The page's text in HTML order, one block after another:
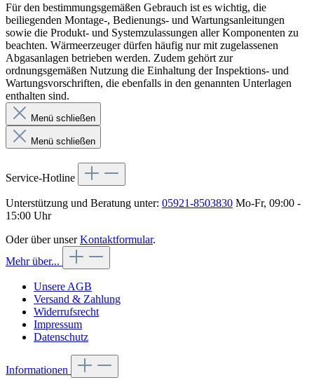
Für den bestimmungsgemäßen Gebrauch ist es wichtig, die
beiliegenden Montage-, Bedienungs- und Wartungsanleitungen
sowie die Produkt- und Systemzulassungen aller Komponenten zu
beachten. Wärmeerzeuger dürfen häufig nur mit zugelassenen
Abgasanlagen betrieben werden. Zudem gehört zur
ordnungsgemäßen Nutzung die Einhaltung der Inspektions- und
Wartungsvorschriften, die ebenfalls in den genannten Unterlagen
enthalten sind.
Menü schließen
Menü schließen
Service-Hotline
Unterstützung und Beratung unter: 05921-8503830 Mo-Fr, 09:00 -
15:00 Uhr
Oder über unserKontaktformular.
Mehr über...
Unsere AGB
Versand & Zahlung
Widerrufsrecht
Impressum
Datenschutz
Informationen